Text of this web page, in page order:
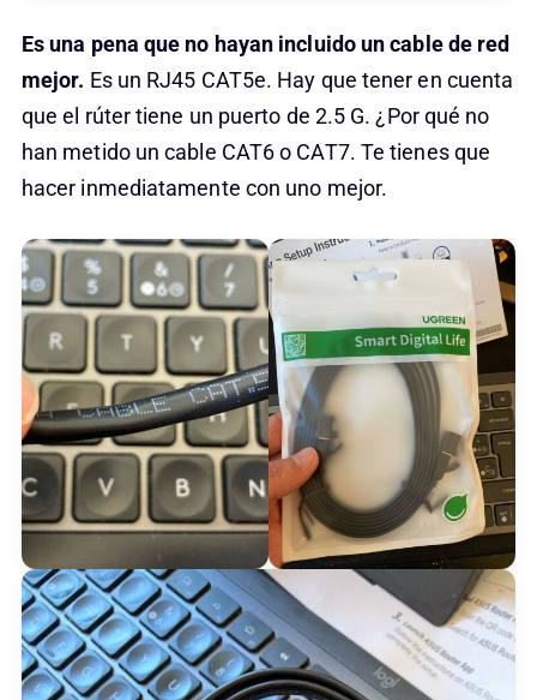
Es una pena que no hayan incluido un cable de red
mejor. Es un RJ45 CAT5e. Hay que tener en cuenta
que el rúter tiene un puerto de 2.5 G. ¿Por qué no
han metido un cable CAT6 o CAT7. Te tienes que
hacer inmediatamente con uno mejor.